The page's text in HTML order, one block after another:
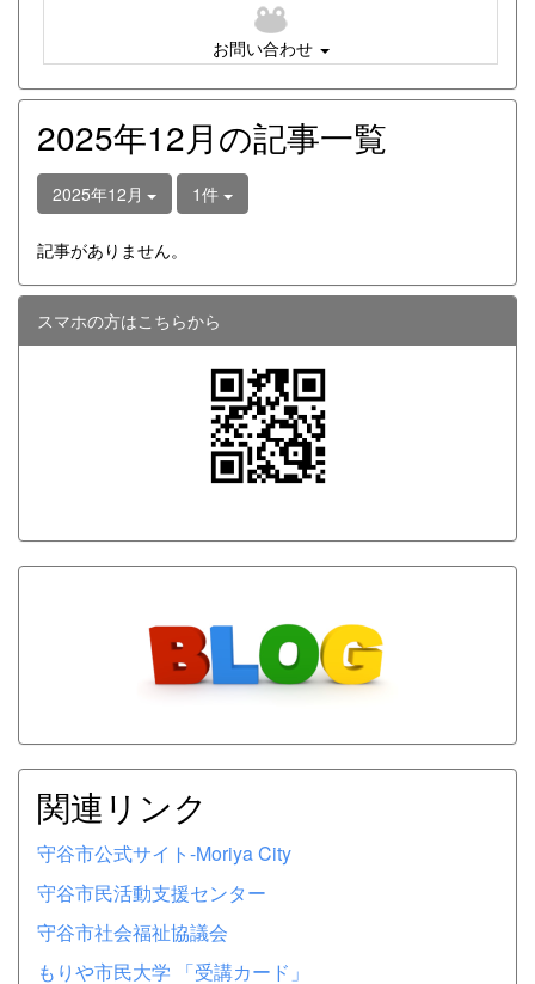
お問い合わせ
2025年12月の記事一覧
2025年12月 1件
記事がありません。
スマホの方はこちらから
関連リンク
守谷市公式サイト-Moriya City
守谷市民活動支援センター
守谷市社会福祉協議会
もりや市民大学 「受講カード」